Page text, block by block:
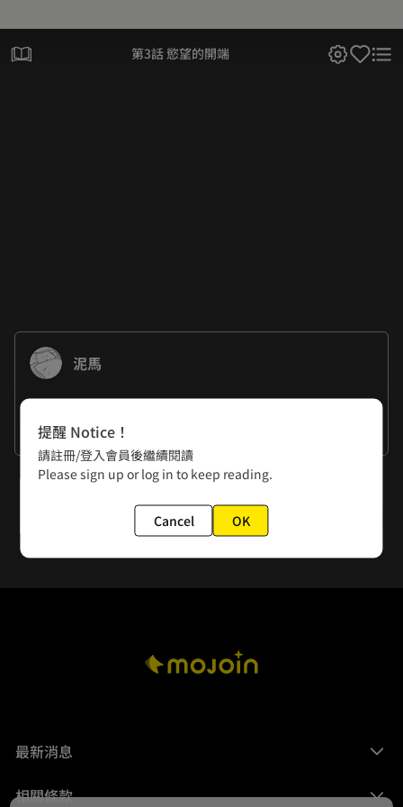
第3話 慾望的開端
泥馬
平價牛排店的香蒜麵包是人間極品。
下一話
第4話 沒自信的理由
最新消息
相關條款
提醒 Notice！
請註冊/登入會員後繼續閱讀
Please sign up or log in to keep reading.
Cancel OK